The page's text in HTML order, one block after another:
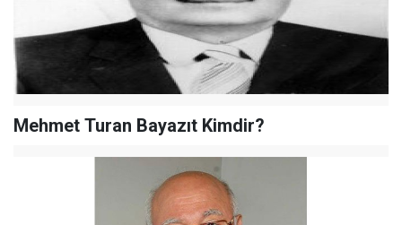
Mehmet Turan Bayazıt Kimdir?